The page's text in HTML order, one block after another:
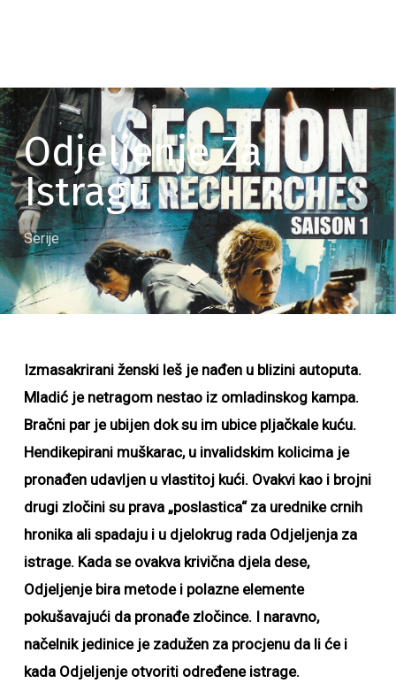
Odjeljenje Za
Istragu
Serije
Izmasakrirani ženski leš je nađen u blizini autoputa.
Mladić je netragom nestao iz omladinskog kampa.
Bračni par je ubijen dok su im ubice pljačkale kuću.
Hendikepirani muškarac, u invalidskim kolicima je
pronađen udavljen u vlastitoj kući. Ovakvi kao i brojni
drugi zločini su prava „poslastica“ za urednike crnih
hronika ali spadaju i u djelokrug rada Odjeljenja za
istrage. Kada se ovakva krivična djela dese,
Odjeljenje bira metode i polazne elemente
pokušavajući da pronađe zločince. I naravno,
načelnik jedinice je zadužen za procjenu da li će i
kada Odjeljenje otvoriti određene istrage.